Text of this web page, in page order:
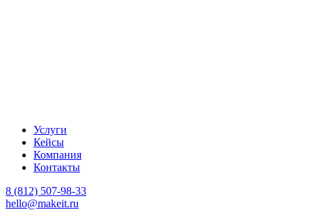
Услуги
Кейсы
Компания
Контакты
8 (812) 507-98-33
hello@makeit.ru